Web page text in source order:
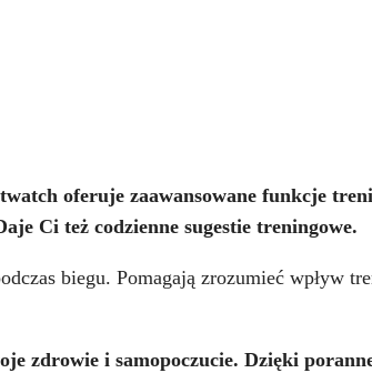
oferuje zaawansowane funkcje
Ci też codzienne sugestie treningowe.
biegu. Pomagają zrozumieć wpływ
zdrowie i samopoczucie. Dzięki